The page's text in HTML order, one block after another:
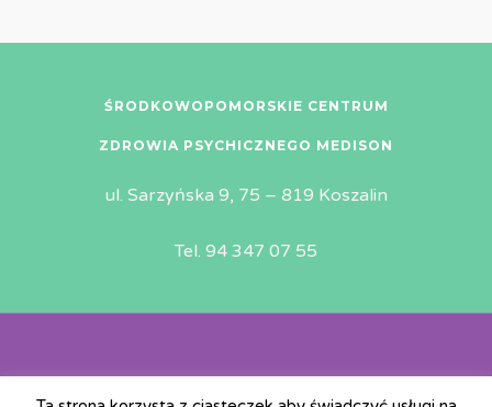
ŚRODKOWOPOMORSKIE CENTRUM
ZDROWIA PSYCHICZNEGO MEDISON
ul. Sarzyńska 9, 75 – 819 Koszalin
Tel. 94 347 07 55
© Copyright 2019 | All rights reserved | MEDiSON |